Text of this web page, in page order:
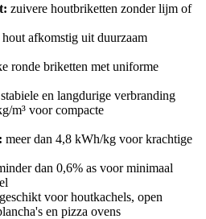
zuivere houtbriketten zonder lijm of
hout afkomstig uit duurzaam
ronde briketten met uniforme
en langdurige verbranding
m³ voor compacte
meer dan 4,8 kWh/kg voor krachtige
dan 0,6% as voor minimaal
geschikt voor houtkachels, open
en pizza ovens